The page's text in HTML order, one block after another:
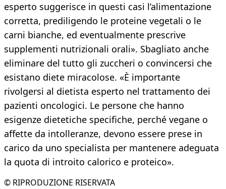
esperto suggerisce in questi casi l’alimentazione
corretta, prediligendo le proteine vegetali o le
carni bianche, ed eventualmente prescrive
supplementi nutrizionali orali». Sbagliato anche
eliminare del tutto gli zuccheri o convincersi che
esistano diete miracolose. «È importante
rivolgersi al dietista esperto nel trattamento dei
pazienti oncologici. Le persone che hanno
esigenze dietetiche specifiche, perché vegane o
affette da intolleranze, devono essere prese in
carico da uno specialista per mantenere adeguata
la quota di introito calorico e proteico».
© RIPRODUZIONE RISERVATA